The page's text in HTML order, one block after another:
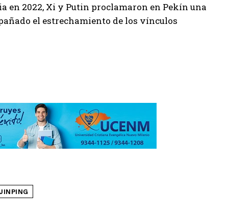
en 2022, Xi y Putin proclamaron en Pekín una
el estrechamiento de los vínculos